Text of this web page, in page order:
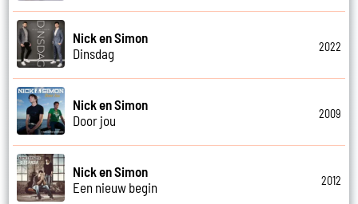
Nick en Simon
Dinsdag
2022
Nick en Simon
Door jou
2009
Nick en Simon
Een nieuw begin
2012